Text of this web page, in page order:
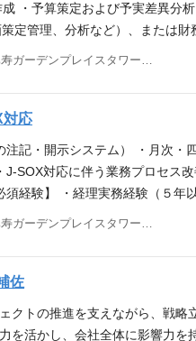
・予算策定および予実差異分
定管理、分析など）、または財
複数の事業会社・部門との調
、単年度および中長期計画の
結予算管理の経験 ・監査法人
務改善に携わった経験)
対応
記・開示システム） ・月次・
SOX対応に伴う業務プロセス
経験】 ・経理実務経験（５年
フトの使用経験 ・Excel/PPT/
務経験 ・上場会社およびその
佐
クトの推進を支えながら、戦略
を活かし、会社全体に影響力